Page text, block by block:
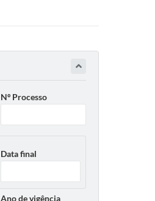
Nº Processo
Data final
Ano de vigência